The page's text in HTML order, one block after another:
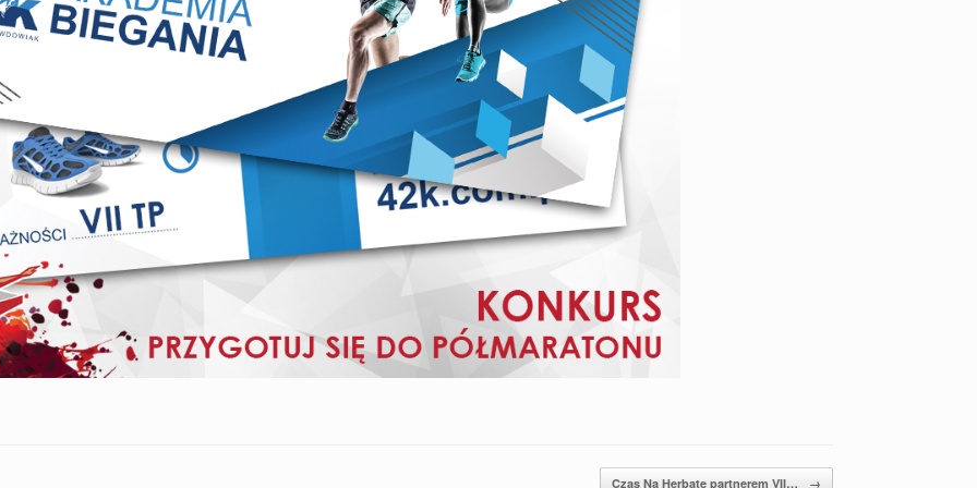
Czas Na Herbatę partnerem VII… →